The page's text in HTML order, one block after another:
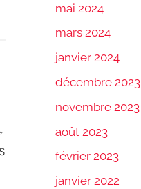
mai 2024
mars 2024
janvier 2024
décembre 2023
novembre 2023
août 2023
février 2023
janvier 2022